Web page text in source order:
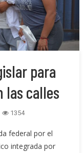
para
las calles
1354
federal por el
integrada por